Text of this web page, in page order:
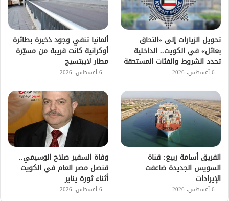
تحويل الزيارات إلى «التحاق
بعائل» في الكويت.. الداخلية
تحدد الشروط والفئات المستحقة
6 أغسطس، 2026
ألمانيا تنفي وجود ذخيرة بطائرة
أوكرانية كانت قريبة من مسيّرة
مطار لايبتسيج
6 أغسطس، 2026
الفريق أسامة ربيع: قناة
السويس الجديدة ضاعفت
الإيرادات
6 أغسطس، 2026
وفاة السفير صلاح الوسيمي..
قنصل مصر العام في الكويت
أثناء ثورة يناير
6 أغسطس، 2026